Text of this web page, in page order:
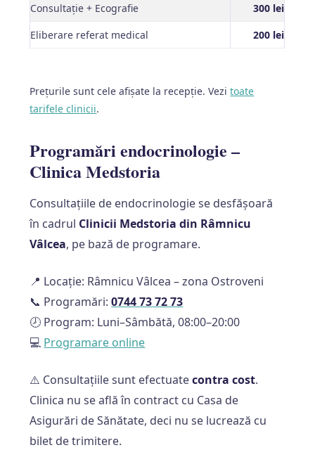
Consultație + Ecografie
300 lei
Eliberare referat medical
200 lei
Prețurile sunt cele afișate la recepție. Vezitoate
tarifele clinicii.
Programări endocrinologie –
Clinica Medstoria
Consultațiile de endocrinologie se desfășoară
în cadrul Clinicii Medstoria din Râmnicu
Vâlcea, pe bază de programare.
📍 Locație: Râmnicu Vâlcea – zona Ostroveni
📞 Programări:0744 73 72 73
🕗 Program: Luni–Sâmbătă, 08:00–20:00
💻 Programare online
⚠️ Consultațiile sunt efectuatecontra cost.
Clinica nu se află în contract cu Casa de
Asigurări de Sănătate, deci nu se lucrează cu
bilet de trimitere.